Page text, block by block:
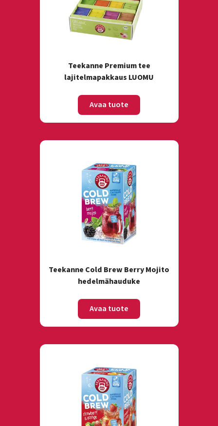
Teekanne Premium tee
lajitelmapakkaus LUOMU
Avaa tuote
Teekanne Cold Brew Berry Mojito
hedelmähauduke
Avaa tuote